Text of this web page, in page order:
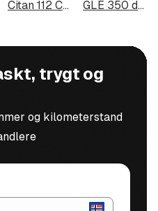
Citan 112 CDI GLE 350 de 4MATIC
trygt og
og kilometerstand